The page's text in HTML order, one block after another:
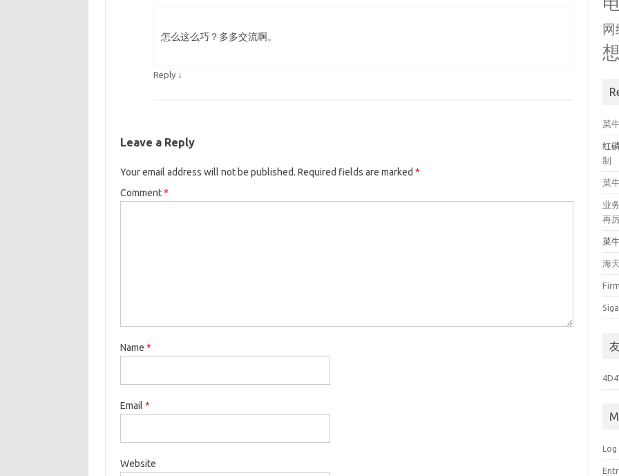
怎么这么巧？多多交流啊。
Reply ↓
Leave a Reply
Your email address will not be published. Required fields are marked *
Comment*
Name *
Email *
Website
菜
红
制
菜
业
再
菜
海
Log